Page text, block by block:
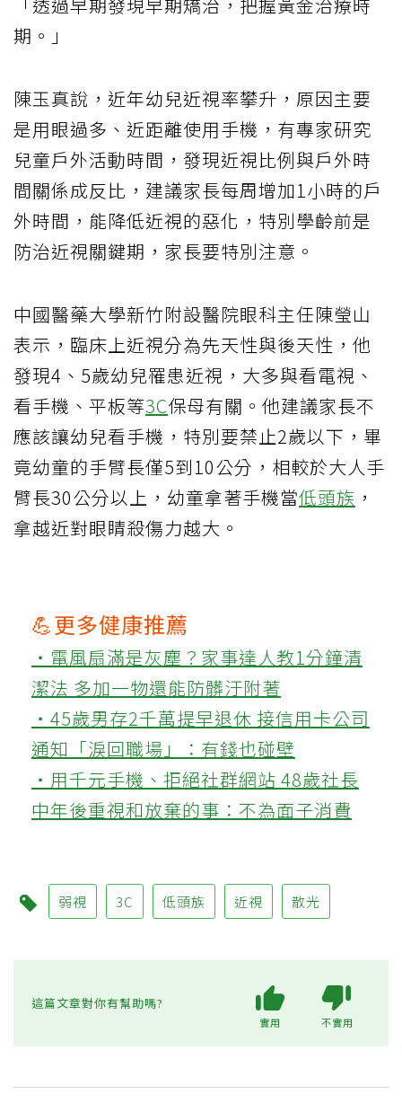
期。」
陳玉真說，近年幼兒近視率攀升，原因主要
是用眼過多、近距離使用手機，有專家研究
兒童戶外活動時間，發現近視比例與戶外時
間關係成反比，建議家長每周增加1小時的戶
外時間，能降低近視的惡化，特別學齡前是
防治近視關鍵期，家長要特別注意。
中國醫藥大學新竹附設醫院眼科主任陳瑩山
表示，臨床上近視分為先天性與後天性，他
發現4、5歲幼兒罹患近視，大多與看電視、
看手機、平板等3C保母有關。他建議家長不
應該讓幼兒看手機，特別要禁止2歲以下，畢
竟幼童的手臂長僅5到10公分，相較於大人手
臂長30公分以上，幼童拿著手機當低頭族 ，
拿越近對眼睛殺傷力越大。
💪更多健康推薦
‧電風扇滿是灰塵？家事達人教1分鐘清
潔法 多加一物還能防髒汙附著
‧45歲男存2千萬提早退休 接信用卡公司
通知「淚回職場」：有錢也碰壁
‧用千元手機、拒絕社群網站 48歲社長
中年後重視和放棄的事：不為面子消費
弱視 3C 低頭族 近視 散光
這篇文章對你有幫助嗎?
實用 不實用